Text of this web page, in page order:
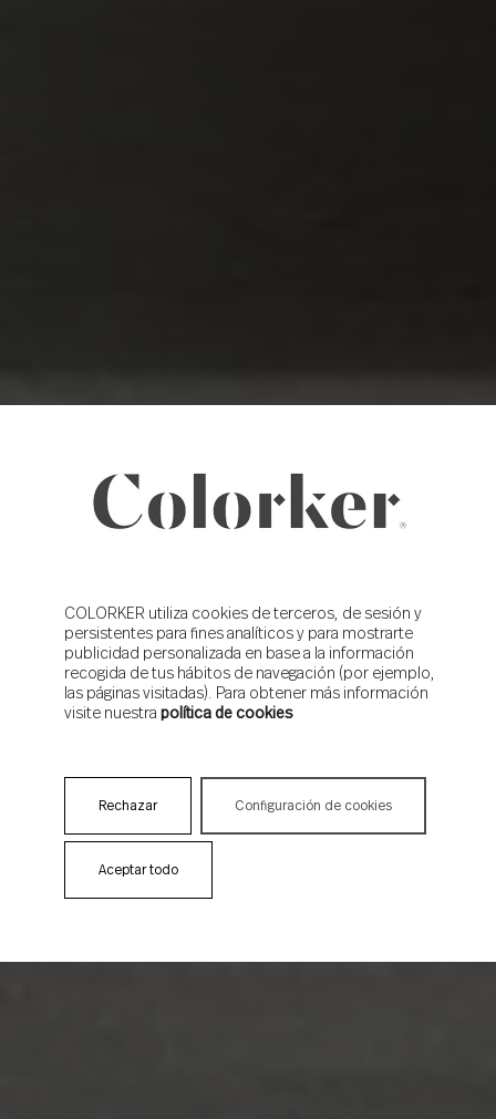
COLORKER utiliza cookies de terceros, de sesión y
persistentes para fines analíticos y para mostrarte
publicidad personalizada en base a la información
recogida de tus hábitos de navegación (por ejemplo,
las páginas visitadas). Para obtener más información
visite nuestra política de cookies
Aceptar todo
Rechazar Configuración de cookies